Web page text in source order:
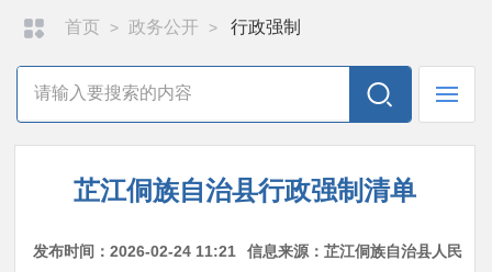
首页 > 政务公开 > 行政强制
芷江侗族自治县行政强制清单
发布时间：2026-02-24 11:21 信息来源：芷江侗族自治县人民